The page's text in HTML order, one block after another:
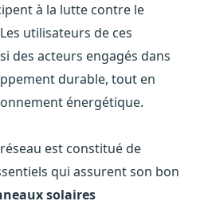
à la lutte contre le
utilisateurs de ces
des acteurs engagés dans
durable, tout en
énergétique.
est constitué de
qui assurent son bon
solaires